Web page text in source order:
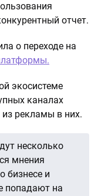
отчет.
о переходе на
экосистеме
каналах
рекламы в них.
несколько
мнения
бизнесе и
попадают на